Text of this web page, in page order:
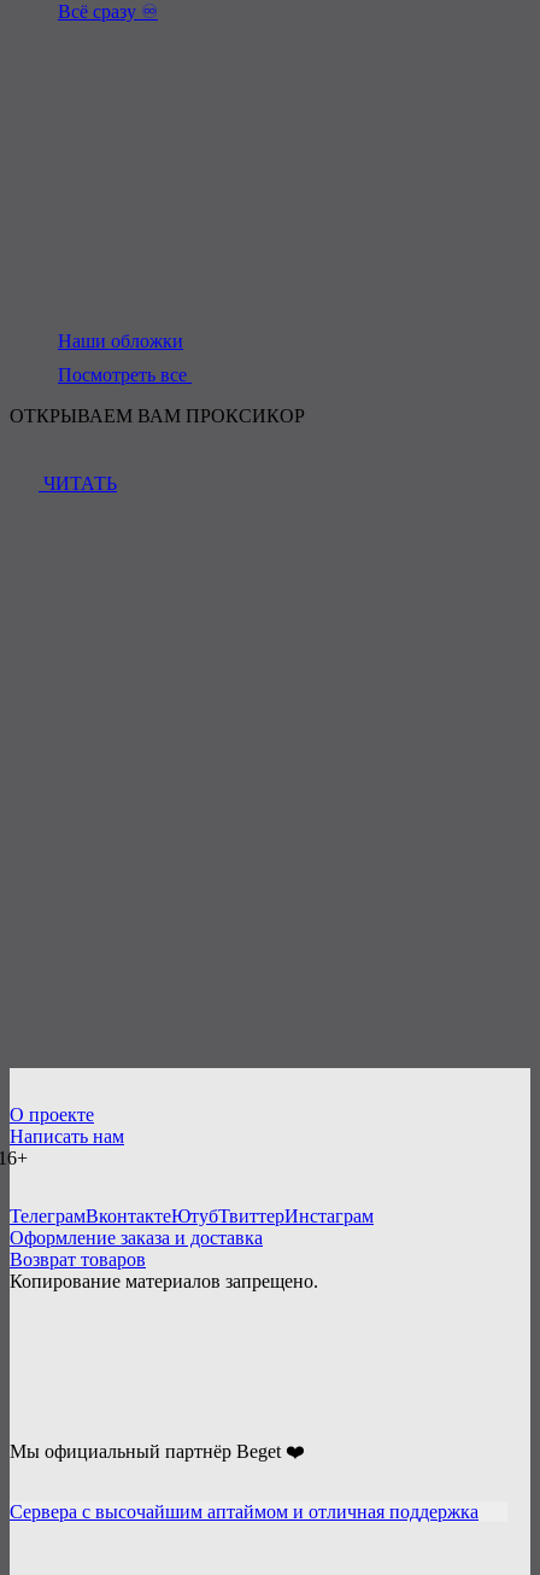
Всё сразу ♾️
Наши обложки
Посмотреть все
ОТКРЫВАЕМ ВАМ ПРОКСИКОР
ЧИТАТЬ
О проекте
Написать нам
ТелеграмВконтактеЮтубТвиттерИнстаграм
Оформление заказа и доставка
Возврат товаров
Копирование материалов запрещено.
Мы официальный партнёр Beget ❤️
Сервера с высочайшим аптаймом и отличная поддержка